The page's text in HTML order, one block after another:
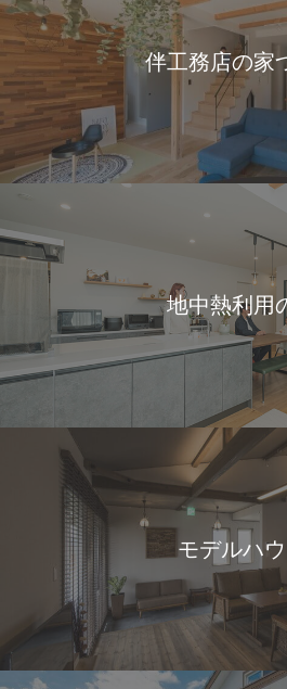
伴工務店の家
地中熱利用
モデルハ